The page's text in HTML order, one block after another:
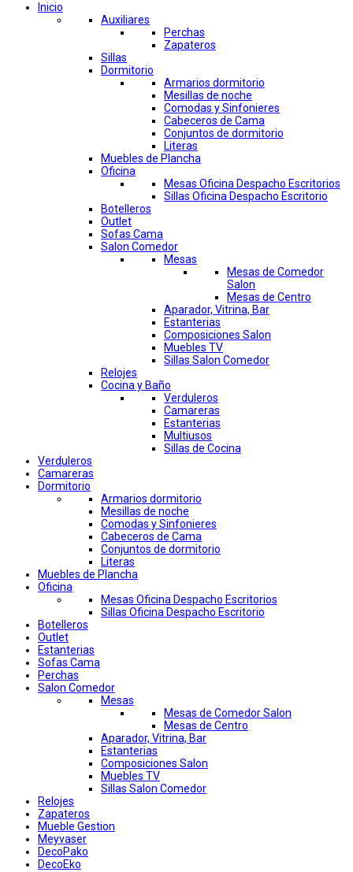
Inicio
Auxiliares
Perchas
Zapateros
Sillas
Dormitorio
Armarios dormitorio
Mesillas de noche
Comodas y Sinfonieres
Cabeceros de Cama
Conjuntos de dormitorio
Literas
Muebles de Plancha
Oficina
Mesas Oficina Despacho Escritorios
Sillas Oficina Despacho Escritorio
Botelleros
Outlet
Sofas Cama
Salon Comedor
Mesas
Mesas de Comedor
Salon
Mesas de Centro
Aparador, Vitrina, Bar
Estanterias
Composiciones Salon
Muebles TV
Sillas Salon Comedor
Relojes
Cocina y Baño
Verduleros
Camareras
Estanterias
Multiusos
Sillas de Cocina
Verduleros
Camareras
Dormitorio
Armarios dormitorio
Mesillas de noche
Comodas y Sinfonieres
Cabeceros de Cama
Conjuntos de dormitorio
Literas
Muebles de Plancha
Oficina
Mesas Oficina Despacho Escritorios
Sillas Oficina Despacho Escritorio
Botelleros
Outlet
Estanterias
Sofas Cama
Perchas
Salon Comedor
Mesas
Mesas de Comedor Salon
Mesas de Centro
Aparador, Vitrina, Bar
Estanterias
Composiciones Salon
Muebles TV
Sillas Salon Comedor
Relojes
Zapateros
Mueble Gestion
Meyvaser
DecoPako
DecoEko